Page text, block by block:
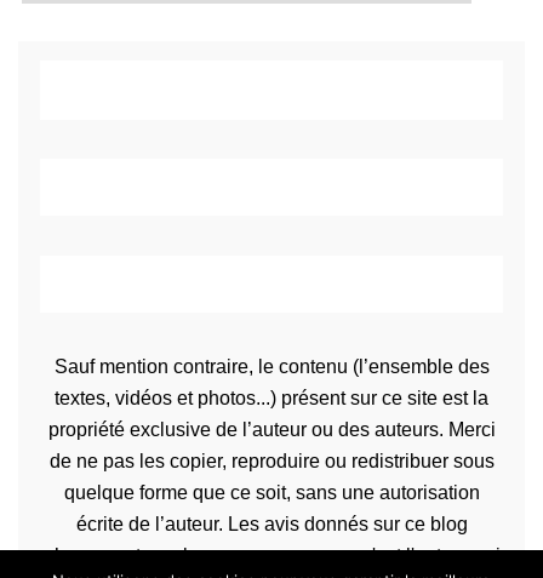
Sauf mention contraire, le contenu (l’ensemble des
textes, vidéos et photos...) présent sur ce site est la
propriété exclusive de l’auteur ou des auteurs. Merci
de ne pas les copier, reproduire ou redistribuer sous
quelque forme que ce soit, sans une autorisation
écrite de l’auteur. Les avis donnés sur ce blog
n’engagent que la propre personne qu'est l'auteur qui